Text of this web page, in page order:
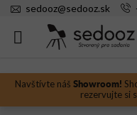
Prejsť
Navštívte náš Showroom!
rezervujte si
sedooz@sedooz.sk